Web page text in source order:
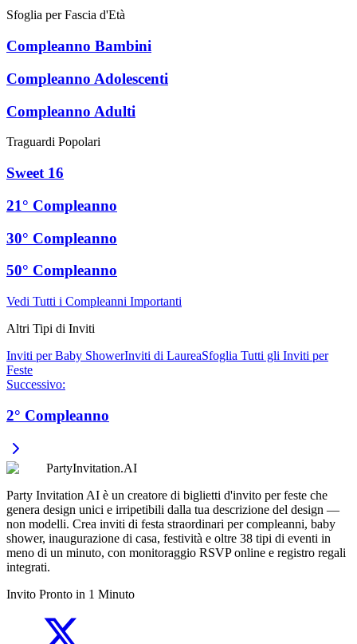
Sfoglia per Fascia d'Età
Compleanno Bambini
Compleanno Adolescenti
Compleanno Adulti
Traguardi Popolari
Sweet 16
21° Compleanno
30° Compleanno
50° Compleanno
Vedi Tutti i Compleanni Importanti
Altri Tipi di Inviti
Inviti per Baby ShowerInviti di LaureaSfoglia Tutti gli Inviti per
Feste
Successivo:
2° Compleanno
PartyInvitation.AI
Party Invitation AI è un creatore di biglietti d'invito per feste che
genera design unici e irripetibili dalla tua descrizione del design —
non modelli. Crea inviti di festa straordinari per compleanni, baby
shower, inaugurazione di casa, festività e oltre 38 tipi di eventi in
meno di un minuto, con monitoraggio RSVP online e registro regali
integrati.
Invito Pronto in 1 Minuto